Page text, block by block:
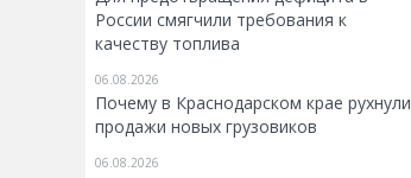
России смягчили требования к
качеству топлива
06.08.2026
Почему в Краснодарском крае рухнули
продажи новых грузовиков
06.08.2026